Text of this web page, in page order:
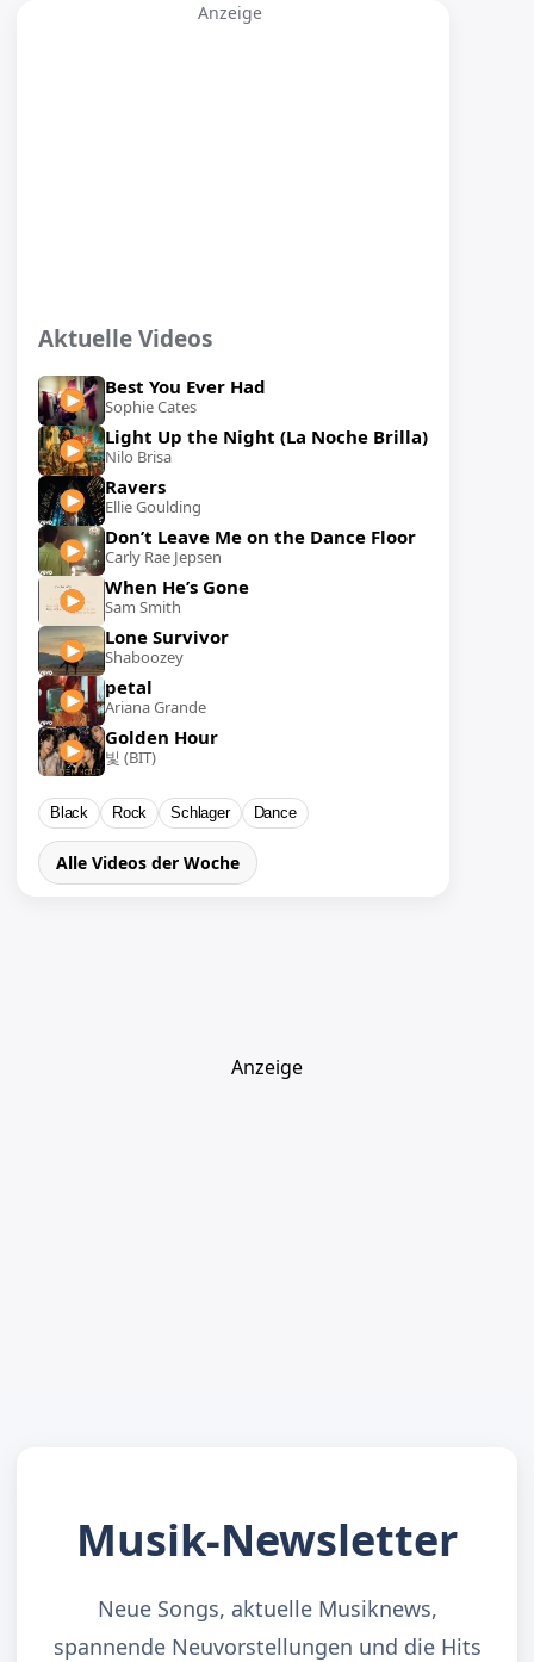
Anzeige
Aktuelle Videos
Best You Ever Had
Sophie Cates
Light Up the Night (La Noche Brilla)
Nilo Brisa
Ravers
Ellie Goulding
Don’t Leave Me on the Dance Floor
Carly Rae Jepsen
When He’s Gone
Sam Smith
Lone Survivor
Shaboozey
petal
Ariana Grande
Golden Hour
빛 (BIT)
Black Rock Schlager Dance
Alle Videos der Woche
Anzeige
Musik-Newsletter
Neue Songs, aktuelle Musiknews,
spannende Neuvorstellungen und die Hits